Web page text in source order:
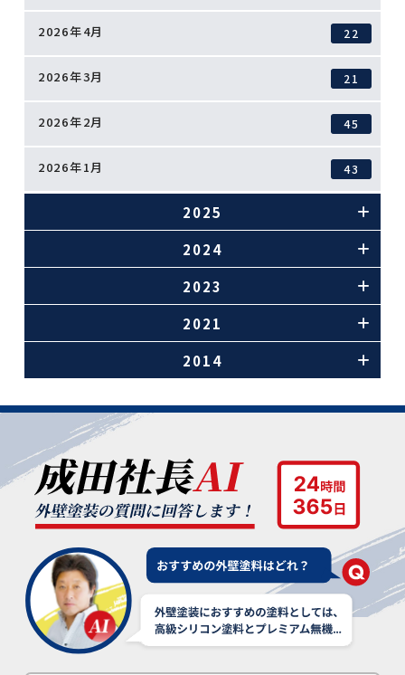
2026年4月 22
2026年3月 21
2026年2月 45
2026年1月 43
2025
2024
2023
2021
2014